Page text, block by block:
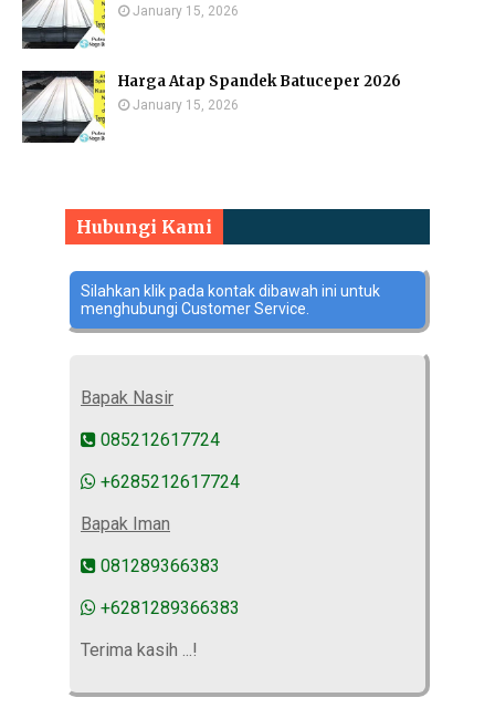
January 15, 2026
Harga Atap Spandek Batuceper 2026
January 15, 2026
Hubungi Kami
Silahkan klik pada kontak dibawah ini untuk
menghubungi Customer Service.
Bapak Nasir
085212617724
+6285212617724
Bapak Iman
081289366383
+6281289366383
Terima kasih ...!